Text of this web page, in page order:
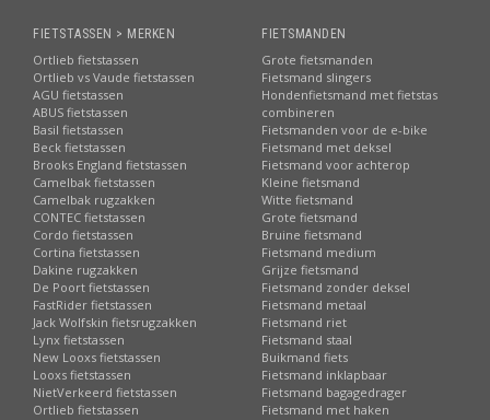
FIETSTASSEN > MERKEN
Ortlieb fietstassen
Ortlieb vs Vaude fietstassen
AGU fietstassen
ABUS fietstassen
Basil fietstassen
Beck fietstassen
Brooks England fietstassen
Camelbak fietstassen
Camelbak rugzakken
CONTEC fietstassen
Cordo fietstassen
Cortina fietstassen
Dakine rugzakken
De Poort fietstassen
FastRider fietstassen
Jack Wolfskin fietsrugzakken
Lynx fietstassen
New Looxs fietstassen
Looxs fietstassen
NietVerkeerd fietstassen
Ortlieb fietstassen
FIETSMANDEN
Grote fietsmanden
Fietsmand slingers
Hondenfietsmand met fietstas
combineren
Fietsmanden voor de e-bike
Fietsmand met deksel
Fietsmand voor achterop
Kleine fietsmand
Witte fietsmand
Grote fietsmand
Bruine fietsmand
Fietsmand medium
Grijze fietsmand
Fietsmand zonder deksel
Fietsmand metaal
Fietsmand riet
Fietsmand staal
Buikmand fiets
Fietsmand inklapbaar
Fietsmand bagagedrager
Fietsmand met haken